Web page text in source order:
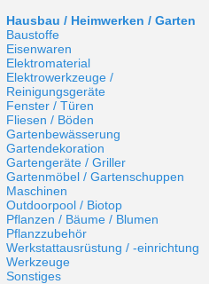
Hausbau / Heimwerken / Garten
Baustoffe
Eisenwaren
Elektromaterial
Elektrowerkzeuge /
Reinigungsgeräte
Fenster / Türen
Fliesen / Böden
Gartenbewässerung
Gartendekoration
Gartengeräte / Griller
Gartenmöbel / Gartenschuppen
Maschinen
Outdoorpool / Biotop
Pflanzen / Bäume / Blumen
Pflanzzubehör
Werkstattausrüstung / -einrichtung
Werkzeuge
Sonstiges